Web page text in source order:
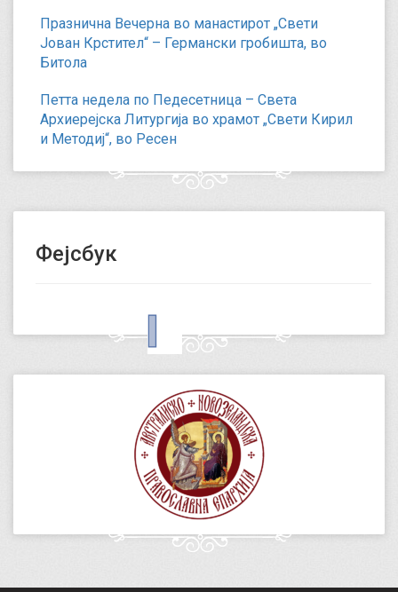
Празнична Вечерна во манастирот „Свети
Јован Крстител“ – Германски гробишта, во
Битола
Петта недела по Педесетница – Света
Архиерејска Литургија во храмот „Свети Кирил
и Методиј“, во Ресен
Фејсбук